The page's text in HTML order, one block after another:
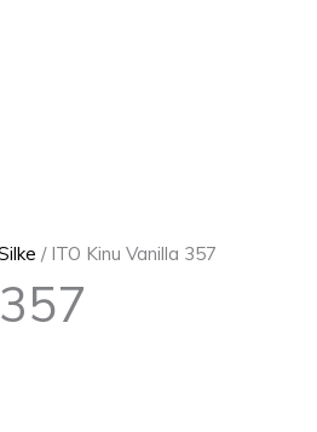
/ ITO Kinu Vanilla 357